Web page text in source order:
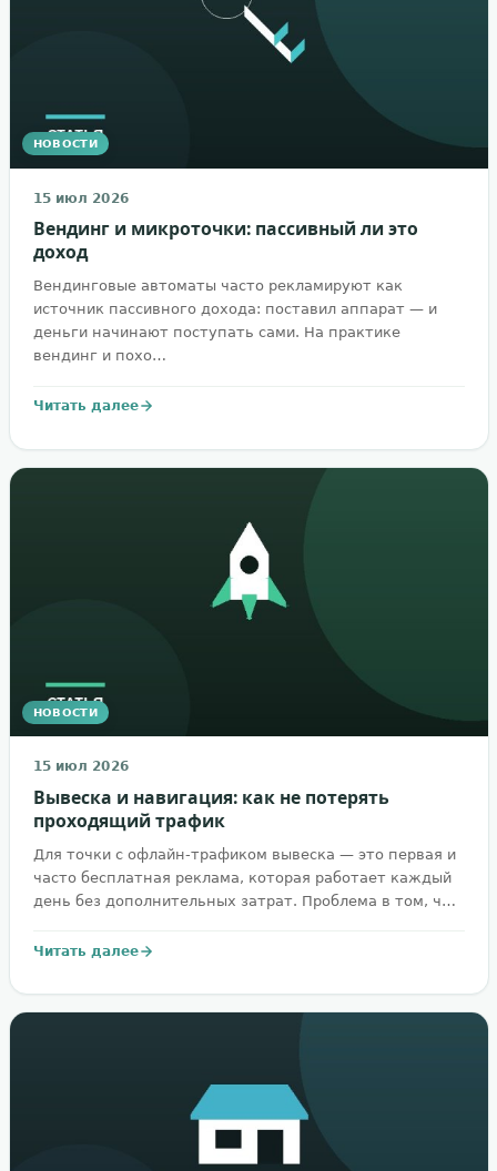
НОВОСТИ
15 июл 2026
Вендинг и микроточки: пассивный ли это
доход
Вендинговые автоматы часто рекламируют как
источник пассивного дохода: поставил аппарат — и
деньги начинают поступать сами. На практике
вендинг и похо…
Читать далее
НОВОСТИ
15 июл 2026
Вывеска и навигация: как не потерять
проходящий трафик
Для точки с офлайн-трафиком вывеска — это первая и
часто бесплатная реклама, которая работает каждый
день без дополнительных затрат. Проблема в том, ч…
Читать далее